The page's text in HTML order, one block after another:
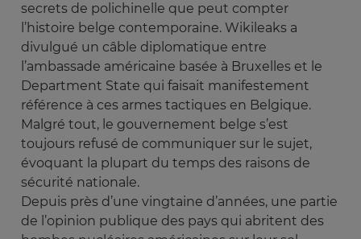
secrets de polichinelle que peut compter
l’histoire belge contemporaine. Wikileaks a
divulgué un câble diplomatique entre
l’ambassade américaine basée à Bruxelles et le
Department State qui faisait manifestement
référence à ces armes tactiques en Belgique.
Malgré tout, le gouvernement belge s’est
toujours refusé de communiquer sur le sujet,
évoquant la plupart du temps des raisons de
sécurité nationale.
Depuis près d’une vingtaine d’années, une partie
de l’opinion publique des pays qui abritent des